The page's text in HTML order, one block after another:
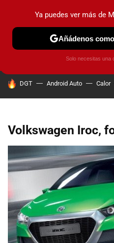
PRUEBAS COCHES
HOY SE HABLA DE
DGT Android Auto Calor
Volkswagen Iroc,
Ya puedes ver más de
Añádenos
Solo necesitas una